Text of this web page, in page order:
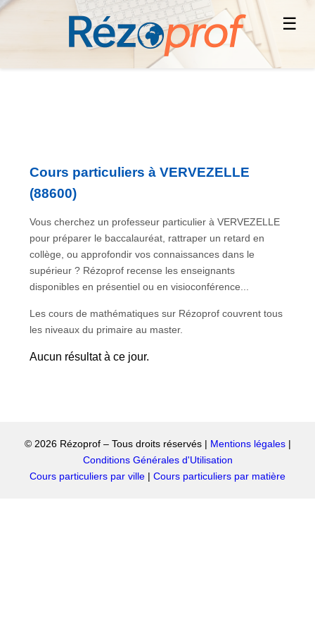
☰
Cours particuliers à VERVEZELLE
(88600)
Vous cherchez un professeur particulier à VERVEZELLE
pour préparer le baccalauréat, rattraper un retard en
collège, ou approfondir vos connaissances dans le
supérieur ? Rézoprof recense les enseignants
disponibles en présentiel ou en visioconférence...
Les cours de mathématiques sur Rézoprof couvrent tous
les niveaux du primaire au master.
Aucun résultat à ce jour.
© 2026 Rézoprof – Tous droits réservés | Mentions légales|
Conditions Générales d'Utilisation
Cours particuliers par ville | Cours particuliers par matière